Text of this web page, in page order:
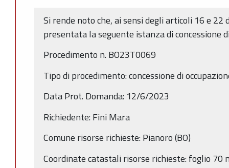
Si rende noto che, ai sensi degli articoli 16 e 22
presentata la seguente istanza di concessione
Procedimento n. BO23T0069
Tipo di procedimento: concessione di
Data Prot. Domanda: 12/6/2023
Richiedente: Fini Mara
Comune risorse richieste: Pianoro (BO)
Coordinate catastali risorse richieste: foglio 70